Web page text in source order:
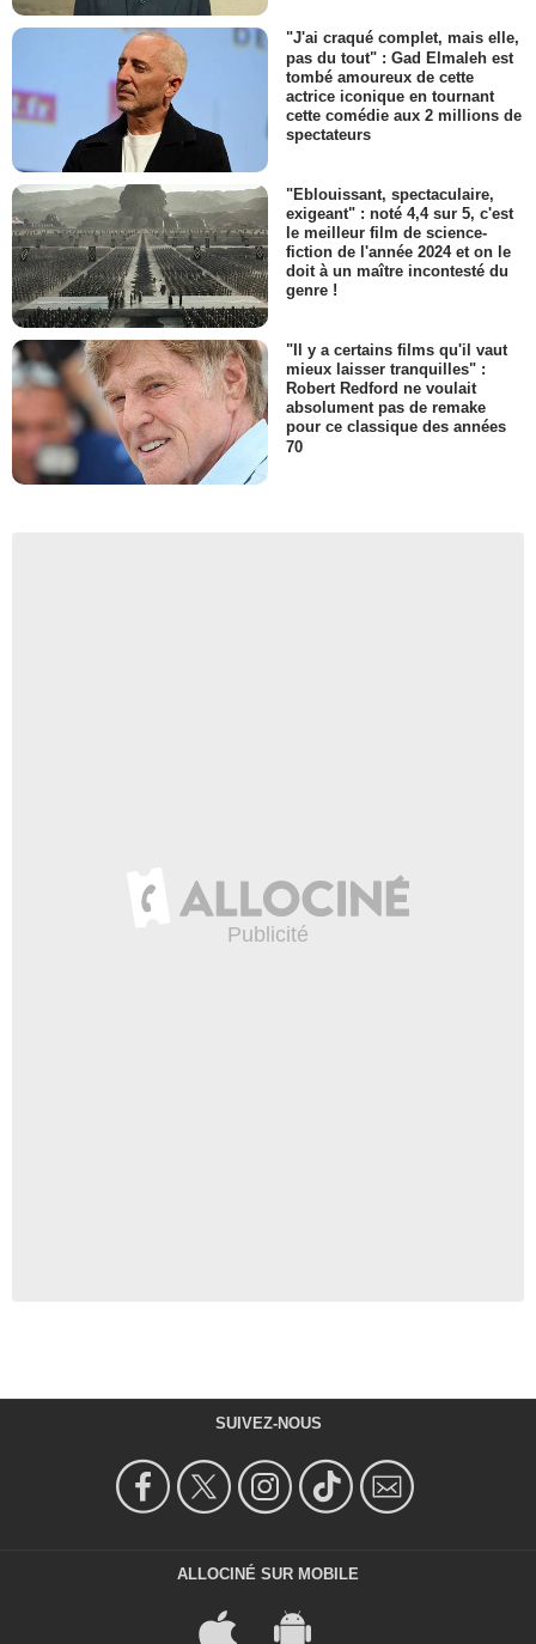
"J'ai craqué complet, mais elle,
pas du tout" : Gad Elmaleh est
tombé amoureux de cette
actrice iconique en tournant
cette comédie aux 2 millions de
spectateurs
"Eblouissant, spectaculaire,
exigeant" : noté 4,4 sur 5, c'est
le meilleur film de science-
fiction de l'année 2024 et on le
doit à un maître incontesté du
genre !
"Il y a certains films qu'il vaut
mieux laisser tranquilles" :
Robert Redford ne voulait
absolument pas de remake
pour ce classique des années
70
SUIVEZ-NOUS
ALLOCINÉ SUR MOBILE